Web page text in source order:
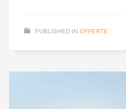
PUBLISHED IN OFFERTE